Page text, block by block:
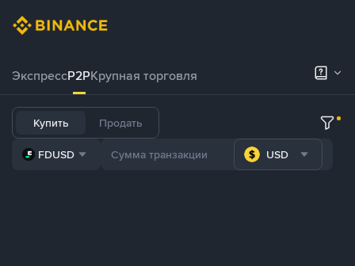
ЭкспрессP2PКрупная торговля
Купить Продать
FDUSD USD